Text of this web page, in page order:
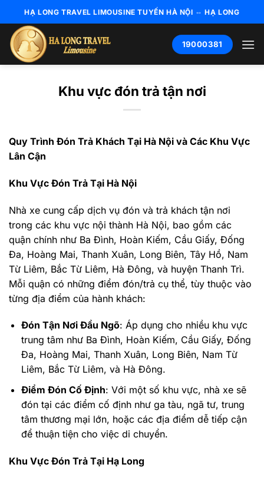
qua
nội
dung
HẠ LONG TRAVEL LIMOUSINE TUYẾN HÀ NỘI ⇔ HẠ LONG
19000381
Khu vực đón trả tận nơi
Quy Trình Đón Trả Khách Tại Hà Nội và Các Khu Vực
Lân Cận
Khu Vực Đón Trả Tại Hà Nội
Nhà xe cung cấp dịch vụ đón và trả khách tận nơi
trong các khu vực nội thành Hà Nội, bao gồm các
quận chính như Ba Đình, Hoàn Kiếm, Cầu Giấy, Đống
Đa, Hoàng Mai, Thanh Xuân, Long Biên, Tây Hồ, Nam
Từ Liêm, Bắc Từ Liêm, Hà Đông, và huyện Thanh Trì.
Mỗi quận có những điểm đón/trả cụ thể, tùy thuộc vào
từng địa điểm của hành khách:
Đón Tận Nơi Đầu Ngõ: Áp dụng cho nhiều khu vực
trung tâm như Ba Đình, Hoàn Kiếm, Cầu Giấy, Đống
Đa, Hoàng Mai, Thanh Xuân, Long Biên, Nam Từ
Liêm, Bắc Từ Liêm, và Hà Đông.
Điểm Đón Cố Định: Với một số khu vực, nhà xe sẽ
đón tại các điểm cố định như ga tàu, ngã tư, trung
tâm thương mại lớn, hoặc các địa điểm dễ tiếp cận
để thuận tiện cho việc di chuyển.
Khu Vực Đón Trả Tại Hạ Long